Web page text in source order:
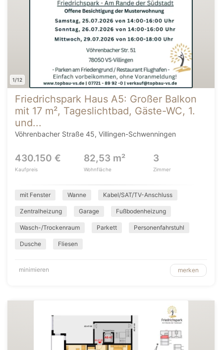
1/12
Friedrichspark Haus A5: Großer Balkon
mit 17 m², Tageslichtbad, Gäste-WC, 1.
und...
Vöhrenbacher Straße 45, Villingen-Schwenningen
430.150 €
Kaufpreis
82,53 m²
Wohnfläche
3
Zimmer
mit Fenster Wanne Kabel/SAT/TV-Anschluss
Zentralheizung Garage Fußbodenheizung
Wasch-/Trockenraum Parkett Personenfahrstuhl
Dusche Fliesen
minimieren merken